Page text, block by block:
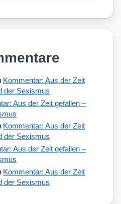
Kommentar: Aus der Zeit
der Sexismus
Aus der Zeit gefallen –
Kommentar: Aus der Zeit
der Sexismus
Aus der Zeit gefallen –
Kommentar: Aus der Zeit
der Sexismus